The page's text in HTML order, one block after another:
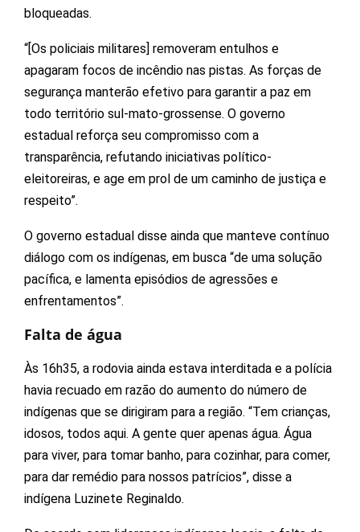
bloqueadas.
“[Os policiais militares] removeram entulhos e
apagaram focos de incêndio nas pistas. As forças de
segurança manterão efetivo para garantir a paz em
todo território sul-mato-grossense. O governo
estadual reforça seu compromisso com a
transparência, refutando iniciativas político-
eleitoreiras, e age em prol de um caminho de justiça e
respeito”.
O governo estadual disse ainda que manteve contínuo
diálogo com os indígenas, em busca “de uma solução
pacífica, e lamenta episódios de agressões e
enfrentamentos”.
Falta de água
Às 16h35, a rodovia ainda estava interditada e a polícia
havia recuado em razão do aumento do número de
indígenas que se dirigiram para a região. “Tem crianças,
idosos, todos aqui. A gente quer apenas água. Água
para viver, para tomar banho, para cozinhar, para comer,
para dar remédio para nossos patrícios”, disse a
indígena Luzinete Reginaldo.